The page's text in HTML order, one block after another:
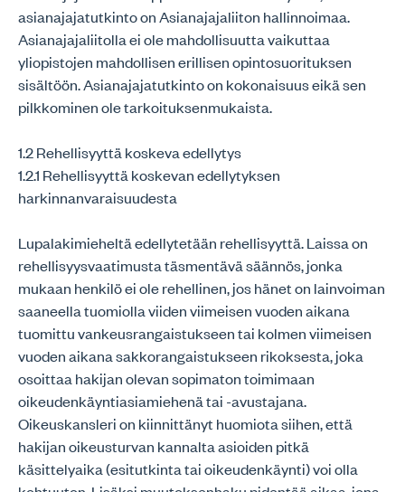
asianajajatutkinto on Asianajajaliiton hallinnoimaa.
Asianajajaliitolla ei ole mahdollisuutta vaikuttaa
yliopistojen mahdollisen erillisen opintosuorituksen
sisältöön. Asianajajatutkinto on kokonaisuus eikä sen
pilkkominen ole tarkoituksenmukaista.
1.2 Rehellisyyttä koskeva edellytys
1.2.1 Rehellisyyttä koskevan edellytyksen
harkinnanvaraisuudesta
Lupalakimieheltä edellytetään rehellisyyttä. Laissa on
rehellisyysvaatimusta täsmentävä säännös, jonka
mukaan henkilö ei ole rehellinen, jos hänet on lainvoiman
saaneella tuomiolla viiden viimeisen vuoden aikana
tuomittu vankeusrangaistukseen tai kolmen viimeisen
vuoden aikana sakkorangaistukseen rikoksesta, joka
osoittaa hakijan olevan sopimaton toimimaan
oikeudenkäyntiasiamiehenä tai -avustajana.
Oikeuskansleri on kiinnittänyt huomiota siihen, että
hakijan oikeusturvan kannalta asioiden pitkä
käsittelyaika (esitutkinta tai oikeudenkäynti) voi olla